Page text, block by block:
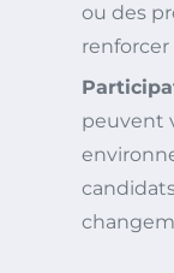
ou des
renforcer
peuvent